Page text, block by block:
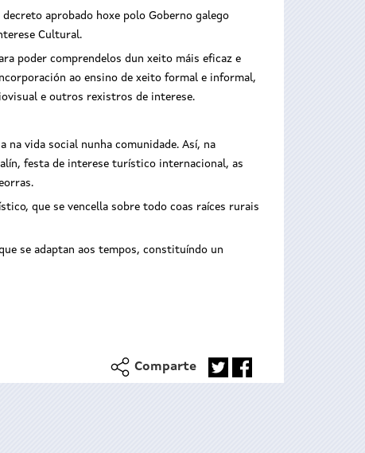
aprobado hoxe polo Goberno galego
Cultural.
poder comprendelos dun xeito máis eficaz e
ao ensino de xeito formal e informal,
e outros rexistros de interese.
na vida social nunha comunidade. Así, na
festa de interese turístico internacional, as
que se vencella sobre todo coas raíces rurais
se adaptan aos tempos, constituíndo un
Comparte